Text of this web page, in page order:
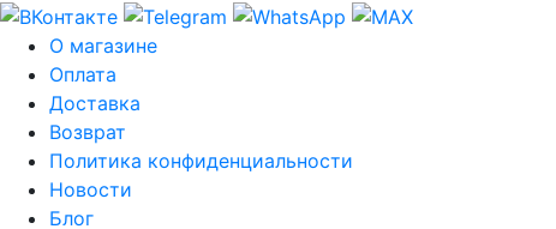
О магазине
Оплата
Доставка
Возврат
Политика конфиденциальности
Новости
Блог